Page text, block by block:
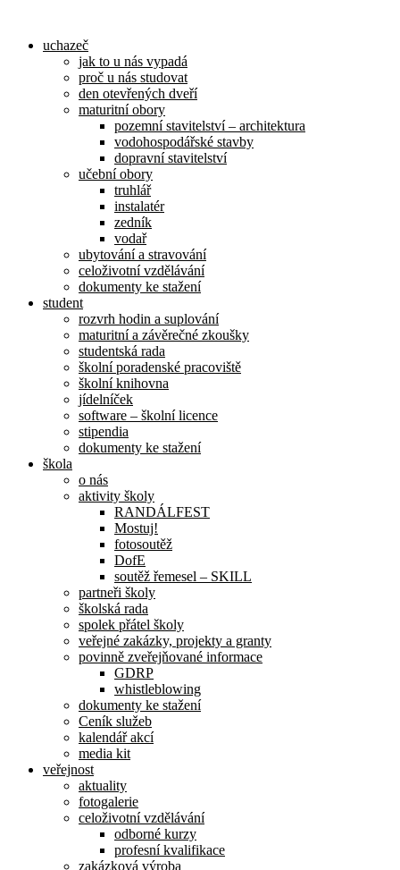
obsahuuchazeč
jak to u nás vypadá
proč u nás studovat
den otevřených dveří
maturitní obory
pozemní stavitelství – architektura
vodohospodářské stavby
dopravní stavitelství
učební obory
truhlář
instalatér
zedník
vodař
ubytování a stravování
celoživotní vzdělávání
dokumenty ke stažení
student
rozvrh hodin a suplování
maturitní a závěrečné zkoušky
studentská rada
školní poradenské pracoviště
školní knihovna
jídelníček
software – školní licence
stipendia
dokumenty ke stažení
škola
o nás
aktivity školy
RANDÁLFEST
Mostuj!
fotosoutěž
DofE
soutěž řemesel – SKILL
partneři školy
školská rada
spolek přátel školy
veřejné zakázky, projekty a granty
povinně zveřejňované informace
GDRP
whistleblowing
dokumenty ke stažení
Ceník služeb
kalendář akcí
media kit
veřejnost
aktuality
fotogalerie
celoživotní vzdělávání
odborné kurzy
profesní kvalifikace
zakázková výroba